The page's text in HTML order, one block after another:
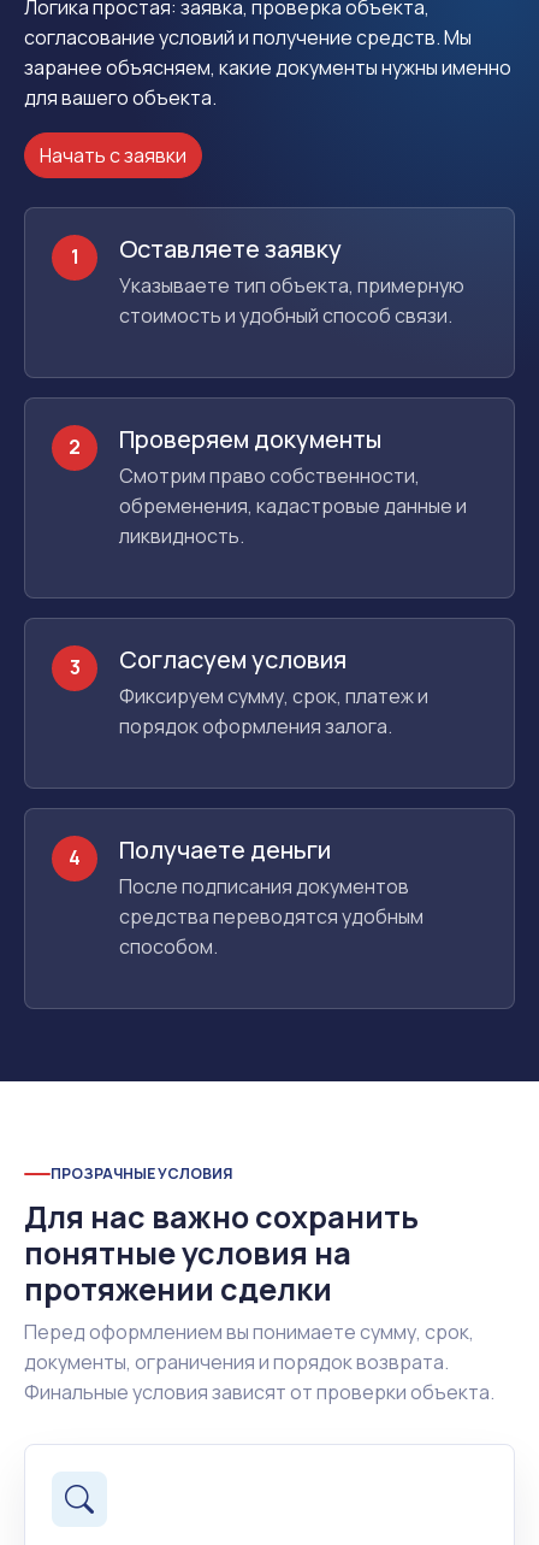
Логика простая: заявка, проверка объекта,
согласование условий и получение средств. Мы
заранее объясняем, какие документы нужны именно
для вашего объекта.
Начать с заявки
1 Оставляете заявку
Указываете тип объекта, примерную
стоимость и удобный способ связи.
2 Проверяем документы
Смотрим право собственности,
обременения, кадастровые данные и
ликвидность.
3 Согласуем условия
Фиксируем сумму, срок, платеж и
порядок оформления залога.
4 Получаете деньги
После подписания документов
средства переводятся удобным
способом.
ПРОЗРАЧНЫЕ УСЛОВИЯ
Для нас важно сохранить
понятные условия на
протяжении сделки
Перед оформлением вы понимаете сумму, срок,
документы, ограничения и порядок возврата.
Финальные условия зависят от проверки объекта.